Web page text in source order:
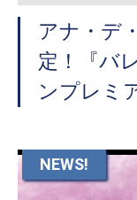
アナ・デ
定！『バ
ンプレミ
NEWS!